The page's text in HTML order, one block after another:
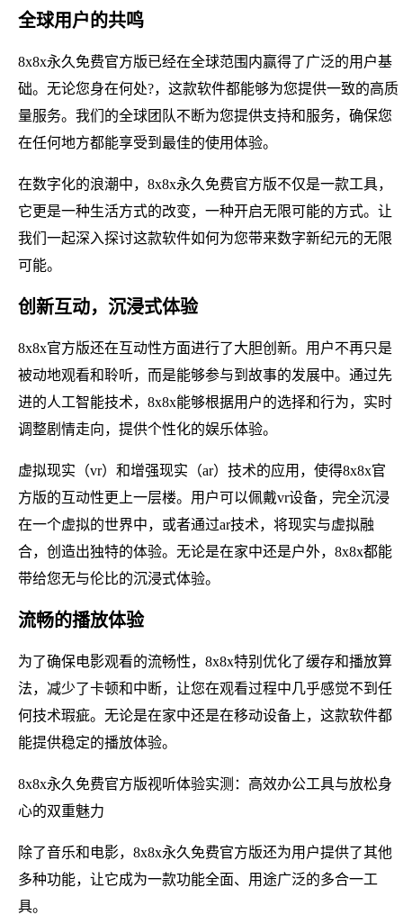
全球用户的共鸣
8x8x永久免费官方版已经在全球范围内赢得了广泛的用户基
础。无论您身在何处?，这款软件都能够为您提供一致的高质
量服务。我们的全球团队不断为您提供支持和服务，确保您
在任何地方都能享受到最佳的使用体验。
在数字化的浪潮中，8x8x永久免费官方版不仅是一款工具，
它更是一种生活方式的改变，一种开启无限可能的方式。让
我们一起深入探讨这款软件如何为您带来数字新纪元的无限
可能。
创新互动，沉浸式体验
8x8x官方版还在互动性方面进行了大胆创新。用户不再只是
被动地观看和聆听，而是能够参与到故事的发展中。通过先
进的人工智能技术，8x8x能够根据用户的选择和行为，实时
调整剧情走向，提供个性化的娱乐体验。
虚拟现实（vr）和增强现实（ar）技术的应用，使得8x8x官
方版的互动性更上一层楼。用户可以佩戴vr设备，完全沉浸
在一个虚拟的世界中，或者通过ar技术，将现实与虚拟融
合，创造出独特的体验。无论是在家中还是户外，8x8x都能
带给您无与伦比的沉浸式体验。
流畅的播放体验
为了确保电影观看的流畅性，8x8x特别优化了缓存和播放算
法，减少了卡顿和中断，让您在观看过程中几乎感觉不到任
何技术瑕疵。无论是在家中还是在移动设备上，这款软件都
能提供稳定的播放体验。
8x8x永久免费官方版视听体验实测：高效办公工具与放松身
心的双重魅力
除了音乐和电影，8x8x永久免费官方版还为用户提供了其他
多种功能，让它成为一款功能全面、用途广泛的多合一工
具。